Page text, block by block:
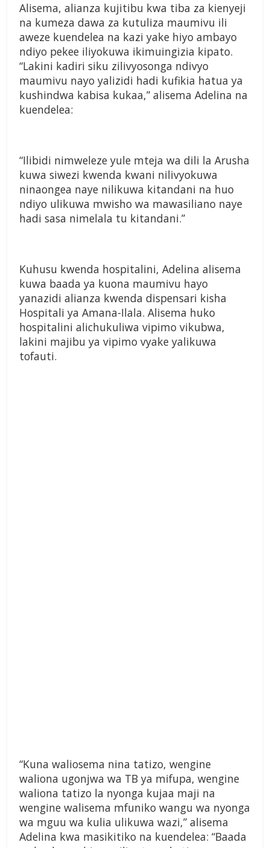
Alisema, alianza kujitibu kwa tiba za kienyeji
na kumeza dawa za kutuliza maumivu ili
aweze kuendelea na kazi yake hiyo ambayo
ndiyo pekee iliyokuwa ikimuingizia kipato.
“Lakini kadiri siku zilivyosonga ndivyo
maumivu nayo yalizidi hadi kufikia hatua ya
kushindwa kabisa kukaa,” alisema Adelina na
kuendelea:
“Ilibidi nimweleze yule mteja wa dili la Arusha
kuwa siwezi kwenda kwani nilivyokuwa
ninaongea naye nilikuwa kitandani na huo
ndiyo ulikuwa mwisho wa mawasiliano naye
hadi sasa nimelala tu kitandani.”
Kuhusu kwenda hospitalini, Adelina alisema
kuwa baada ya kuona maumivu hayo
yanazidi alianza kwenda dispensari kisha
Hospitali ya Amana-Ilala. Alisema huko
hospitalini alichukuliwa vipimo vikubwa,
lakini majibu ya vipimo vyake yalikuwa
tofauti.
“Kuna waliosema nina tatizo, wengine
waliona ugonjwa wa TB ya mifupa, wengine
waliona tatizo la nyonga kujaa maji na
wengine walisema mfuniko wangu wa nyonga
wa mguu wa kulia ulikuwa wazi,” alisema
Adelina kwa masikitiko na kuendelea: “Baada